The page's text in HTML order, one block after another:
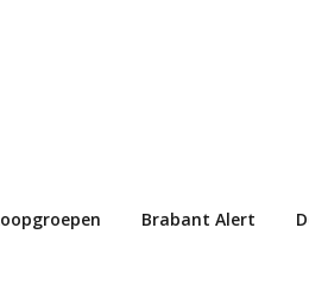
Brabant Alert